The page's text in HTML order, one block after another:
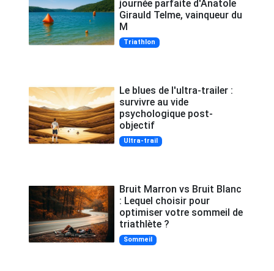
journée parfaite d'Anatole
Girauld Telme, vainqueur du
M
Triathlon
Le blues de l'ultra-trailer :
survivre au vide
psychologique post-
objectif
Ultra-trail
Bruit Marron vs Bruit Blanc
: Lequel choisir pour
optimiser votre sommeil de
triathlète ?
Sommeil